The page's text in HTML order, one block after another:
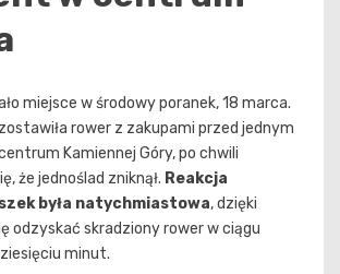
miejsce w środowy poranek, 18 marca.
rower z zakupami przed jednym
Kamiennej Góry, po chwili
że jednoślad zniknął. Reakcja
była natychmiastowa, dzięki
odzyskać skradziony rower w ciągu
minut.